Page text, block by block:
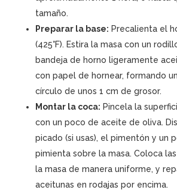
tamaño.
Preparar la base: Precalienta el
(425°F). Estira la masa con un
bandeja de horno ligeramente
con papel de hornear, formando
círculo de unos 1 cm de grosor.
Montar la coca: Pincela la
con un poco de aceite de oliva.
picado (si usas), el pimentón y un
pimienta sobre la masa. Coloca
la masa de manera uniforme, y
aceitunas en rodajas por encima.